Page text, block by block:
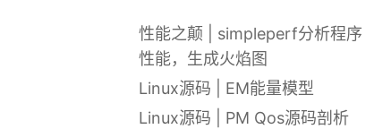
性能之颠 | simpleperf分析程序
性能，生成火焰图
Linux源码 | EM能量模型
Linux源码 | PM Qos源码剖析